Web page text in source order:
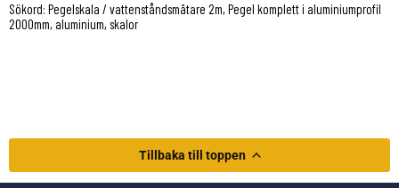
Sökord: Pegelskala / vattenståndsmätare 2m, Pegel komplett i aluminiumprofil
2000mm, aluminium, skalor
Tillbaka till toppen